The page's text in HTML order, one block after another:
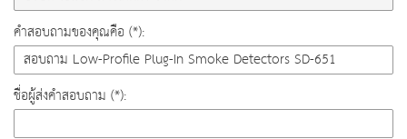
คำสอบถามของคุณคือ (*):
ชื่อผู้ส่งคำสอบถาม (*):